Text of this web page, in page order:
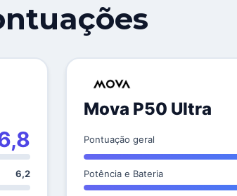
6,2
Mova P50 Ultra
Pontuação geral
Potência e Bateria